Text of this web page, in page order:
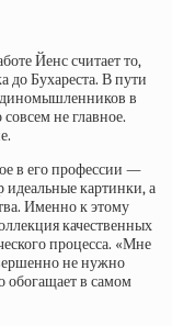
Йенс считает то,
до Бухареста. В пути
в
не главное.
в его профессии —
идеальные картинки, а
Именно к этому
качественных
процесса. «Мне
не нужно
обогащает в самом